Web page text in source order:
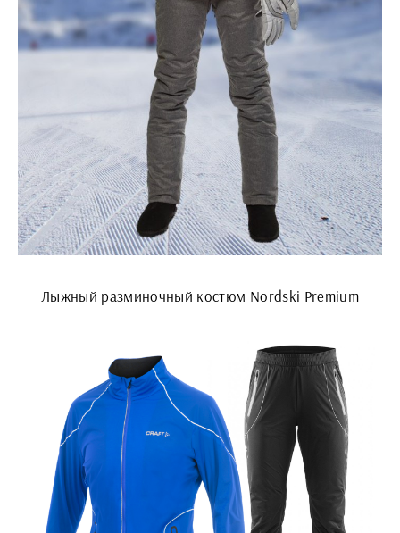
Лыжный разминочный костюм Nordski Premium